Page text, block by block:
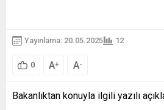
Yayınlama: 20.05.2025 12
0 A+ A-
Bakanlıktan konuyla ilgili yazılı